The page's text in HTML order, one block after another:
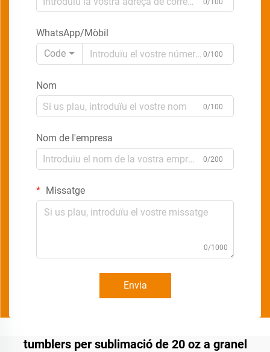
0/100
WhatsApp/Mòbil
Code
0/100
Nom
0/100
Nom de l'empresa
0/200
Missatge
0/1000
Envia
tumblers per sublimació de 20 oz a granel